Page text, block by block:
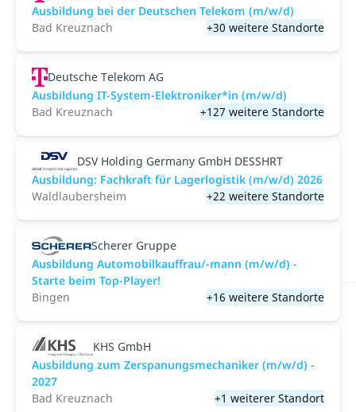
Ausbildung bei der Deutschen Telekom (m/w/d)
Bad Kreuznach
+30 weitere Standorte
Deutsche Telekom AG
Ausbildung IT-System-Elektroniker*in (m/w/d)
Bad Kreuznach
+127 weitere Standorte
DSV Holding Germany GmbH DESSHRT
Ausbildung: Fachkraft für Lagerlogistik (m/w/d) 2026
Waldlaubersheim
+22 weitere Standorte
Scherer Gruppe
Ausbildung Automobilkauffrau/-mann (m/w/d) -
Starte beim Top-Player!
Bingen
+16 weitere Standorte
KHS GmbH
Ausbildung zum Zerspanungsmechaniker (m/w/d) -
2027
Bad Kreuznach
+1 weiterer Standort